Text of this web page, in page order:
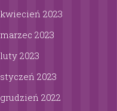
kwiecień 2023
marzec 2023
luty 2023
styczeń 2023
grudzień 2022